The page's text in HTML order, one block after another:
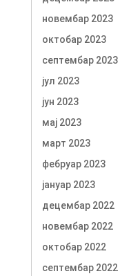
новембар 2023
октобар 2023
септембар 2023
јул 2023
јун 2023
мај 2023
март 2023
фебруар 2023
јануар 2023
децембар 2022
новембар 2022
октобар 2022
септембар 2022